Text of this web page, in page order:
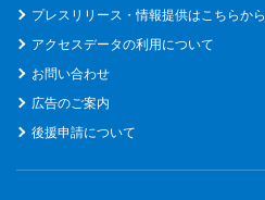
プレスリリース・情報提供はこちらから
アクセスデータの利用について
お問い合わせ
広告のご案内
後援申請について